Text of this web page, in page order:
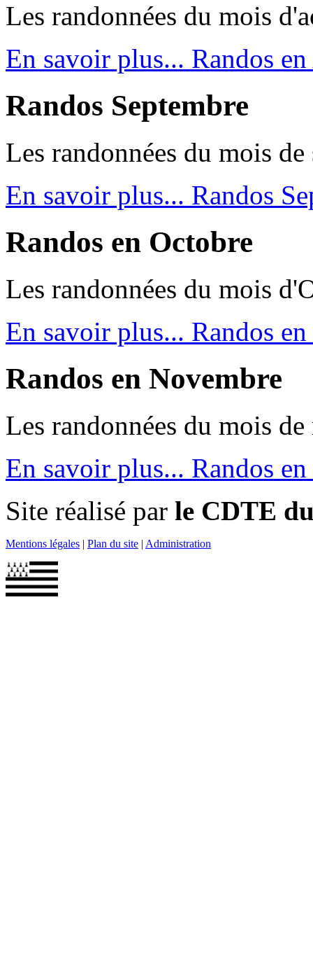
Les randonnées du mois
En savoir plus... Randos
Randos Septembre
Les randonnées du mois de
En savoir plus... Randos
Randos en Octobre
Les randonnées du mois
En savoir plus... Randos
Randos en Novembre
Les randonnées du mois
En savoir plus... Randos
Site réalisé par le CDTE
Mentions légales | Plan du site | Administration